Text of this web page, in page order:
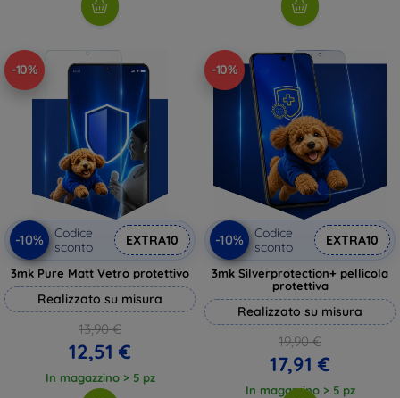
-10%
-10%
Codice
sconto
EXTRA10
3mk Pure Matt Vetro protettivo
Realizzato su misura
13,90 €
12,51 €
In magazzino > 5 pz
-10%
-10%
Codice
sconto
EXTRA10
3mk Silverprotection+ pellicola
protettiva
Realizzato su misura
19,90 €
17,91 €
In magazzino > 5 pz